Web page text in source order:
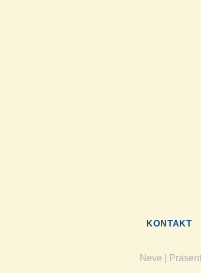
KONTAKT
Neve |